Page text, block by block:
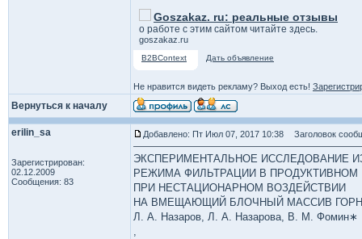
Goszakaz. ru: реальные отзывы
о работе с этим сайтом читайте здесь.
goszakaz.ru
B2BContext Дать объявление
Не нравится видеть рекламу? Выход есть!
Вернуться к началу
erilin_sa
Зарегистрирован:
02.12.2009
Сообщения: 83
Добавлено: Пт Июл 07, 2017 10:38 Заголовок
ЭКСПЕРИМЕНТАЛЬНОЕ ИССЛЕДОВАНИЕ
РЕЖИМА ФИЛЬТРАЦИИ В ПРОДУКТИВНОМ
ПРИ НЕСТАЦИОНАРНОМ ВОЗДЕЙСТВИИ
НА ВМЕЩАЮЩИЙ БЛОЧНЫЙ МАССИВ
Л. А. Назаров, Л. А. Назарова, В. М. Фомин∗
,